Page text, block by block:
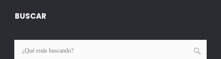
BUSCAR